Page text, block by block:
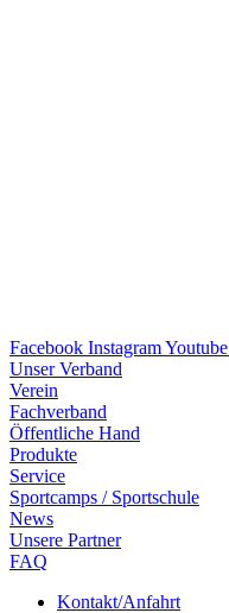
Facebook InstagramYoutube
Unser Verband
Verein
Fach­ver­band
Öffent­li­che Hand
Produkte
Service
Sport­camps / Sportschule
News
Unsere Part­ner
FAQ
Kontakt/​​Anfahrt